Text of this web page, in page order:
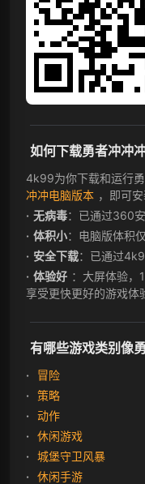
如何下载勇者冲冲
4k99为你下载和运行
冲冲电脑版本 ，即可
无病毒：已通过360
体积小：电脑版体积
安全下载：已通过
体验好 ：大屏体验，
享受更快更好的游戏体
有哪些游戏类别像
冒险
策略
动作
休闲游戏
城堡守卫风暴
休闲手游